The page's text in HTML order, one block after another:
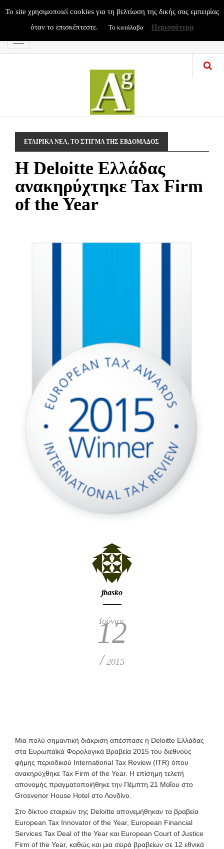
Menu
ΕΤΑΙΡΙΚΑ ΝΕΑ, ΤΟ ΣΤΙΓΜΑ ΤΗΣ ΕΒΔΟΜΑΔΟΣ
Η Deloitte Ελλάδας
ανακηρύχτηκε Tax Firm
of the Year
jbasko
Ιούνιος
12
/2015
Μια πολύ σημαντική διάκριση απέσπασε η Deloitte Ελλάδας
στα Ευρωπαϊκά Φορολογικά Βραβεία 2015 του διεθνούς
φήμης περιοδικού International Tax Review (ITR) όπου
ανακηρύχθηκε Tax Firm of the Year. Η επίσημη τελετή
απονομής πραγματοποιήθηκε την Πέμπτη 21 Μαΐου στο
Grosvenor House Hotel στο Λονδίνο.
Στο δίκτυο εταιριών της Deloitte απονεμήθηκαν τα βραβεία
European Tax Innovator of the Year, European Financial
Services Tax Deal of the Year και European Court of Justice
Firm of the Year, καθώς και μια σειρά βραβείων σε 12 εθνικά
To site χρησιμοποιεί cookies για τη βελτίωση της δικής σας εμπειρίας
όταν το επισκέπτεστε.
Το κατάλαβα Περισσότερα